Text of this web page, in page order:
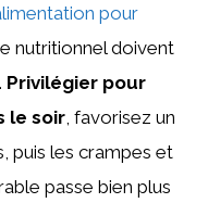
pour
nutritionnel doivent
Privilégier pour
le soir , favorisez un
puis les crampes et
passe bien plus